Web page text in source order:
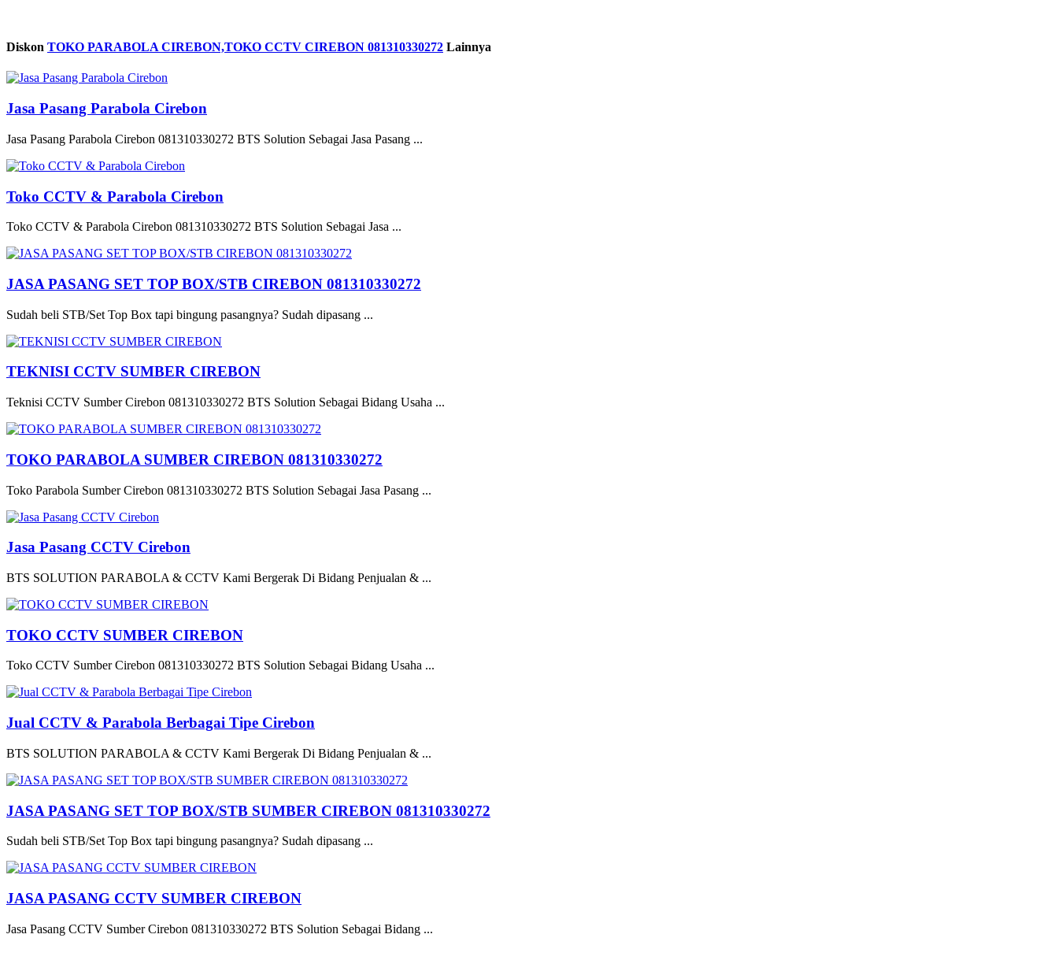
Diskon TOKO PARABOLA CIREBON,TOKO CCTV CIREBON 081310330272 Lainnya
Jasa Pasang Parabola Cirebon
Jasa Pasang Parabola Cirebon 081310330272 BTS Solution Sebagai Jasa Pasang ...
Toko CCTV & Parabola Cirebon
Toko CCTV & Parabola Cirebon 081310330272 BTS Solution Sebagai Jasa ...
JASA PASANG SET TOP BOX/STB CIREBON 081310330272
Sudah beli STB/Set Top Box tapi bingung pasangnya? Sudah dipasang ...
TEKNISI CCTV SUMBER CIREBON
Teknisi CCTV Sumber Cirebon 081310330272 BTS Solution Sebagai Bidang Usaha ...
TOKO PARABOLA SUMBER CIREBON 081310330272
Toko Parabola Sumber Cirebon 081310330272 BTS Solution Sebagai Jasa Pasang ...
Jasa Pasang CCTV Cirebon
BTS SOLUTION PARABOLA & CCTV Kami Bergerak Di Bidang Penjualan & ...
TOKO CCTV SUMBER CIREBON
Toko CCTV Sumber Cirebon 081310330272 BTS Solution Sebagai Bidang Usaha ...
Jual CCTV & Parabola Berbagai Tipe Cirebon
BTS SOLUTION PARABOLA & CCTV Kami Bergerak Di Bidang Penjualan & ...
JASA PASANG SET TOP BOX/STB SUMBER CIREBON 081310330272
Sudah beli STB/Set Top Box tapi bingung pasangnya? Sudah dipasang ...
JASA PASANG CCTV SUMBER CIREBON
Jasa Pasang CCTV Sumber Cirebon 081310330272 BTS Solution Sebagai Bidang ...